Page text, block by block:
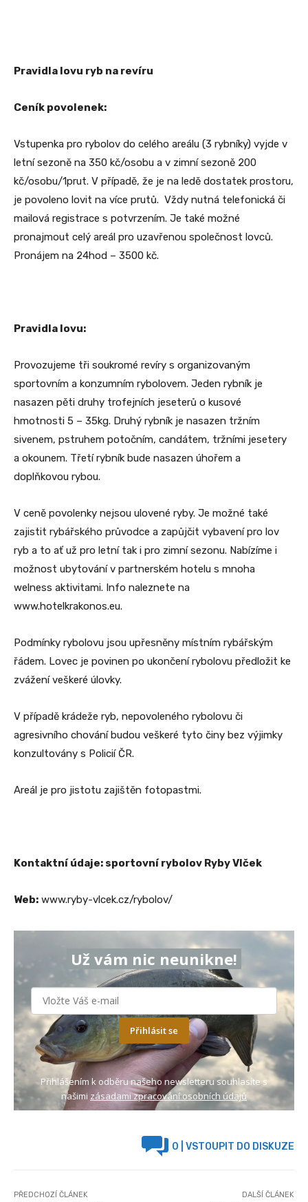
Pravidla lovu ryb na revíru
Ceník povolenek:
Vstupenka pro rybolov do celého areálu (3 rybníky) vyjde v
letní sezoně na 350 kč/osobu a v zimní sezoně 200
kč/osobu/1prut. V případě, že je na ledě dostatek prostoru,
je povoleno lovit na více prutů. Vždy nutná telefonická či
mailová registrace s potvrzením. Je také možné
pronajmout celý areál pro uzavřenou společnost lovců.
Pronájem na 24hod – 3500 kč.
Pravidla lovu:
Provozujeme tři soukromé revíry s organizovaným
sportovním a konzumním rybolovem. Jeden rybník je
nasazen pěti druhy trofejních jeseterů o kusové
hmotnosti 5 – 35kg. Druhý rybník je nasazen tržním
sivenem, pstruhem potočním, candátem, tržními jesetery
a okounem. Třetí rybník bude nasazen úhořem a
doplňkovou rybou.
V ceně povolenky nejsou ulovené ryby. Je možné také
zajistit rybářského průvodce a zapůjčit vybavení pro lov
ryb a to ať už pro letní tak i pro zimní sezonu. Nabízíme i
možnost ubytování v partnerském hotelu s mnoha
welness aktivitami. Info naleznete na
www.hotelkrakonos.eu.
Podmínky rybolovu jsou upřesněny místním rybářským
řádem. Lovec je povinen po ukončení rybolovu předložit ke
zvážení veškeré úlovky.
V případě krádeže ryb, nepovoleného rybolovu či
agresivního chování budou veškeré tyto činy bez výjimky
konzultovány s Policií ČR.
Areál je pro jistotu zajištěn fotopastmi.
Kontaktní údaje: sportovní rybolov Ryby Vlček
Web: www.ryby-vlcek.cz/rybolov/
Už vám nic neunikne!
Přihlásit se
Přihlášením k odběru našeho newsletteru souhlasíte s
našimi zásadami zpracování osobních údajů
0 | VSTOUPIT DO DISKUZE
PŘEDCHOZÍ ČLÁNEK DALŠÍ ČLÁNEK